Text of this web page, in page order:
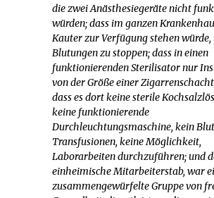
die zwei Anästhesiegeräte nicht
würden; dass im ganzen
Kauter zur Verfügung stehen würde,
Blutungen zu stoppen; dass in einen
funktionierenden Sterilisator nur
von der Größe einer
dass es dort keine sterile
keine funktionierende
Durchleuchtungsmaschine, kein
Transfusionen, keine Möglichkeit,
Laborarbeiten durchzuführen; und
einheimische Mitarbeiterstab, war
zusammengewürfelte Gruppe von